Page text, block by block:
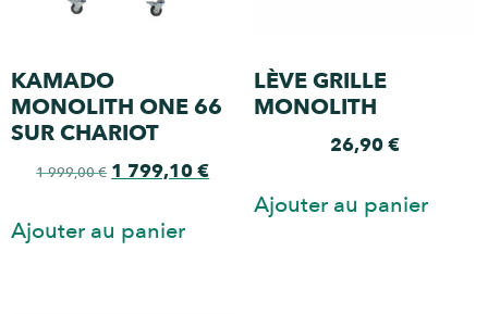
KAMADO
MONOLITH ONE 66
SUR CHARIOT
1 999,00€ 1 799,10€
Ajouter au panier
LÈVE GRILLE
MONOLITH
26,90€
Ajouter au panier